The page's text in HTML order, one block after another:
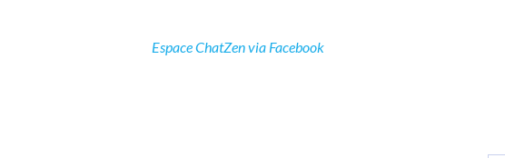
Espace ChatZen via Facebook